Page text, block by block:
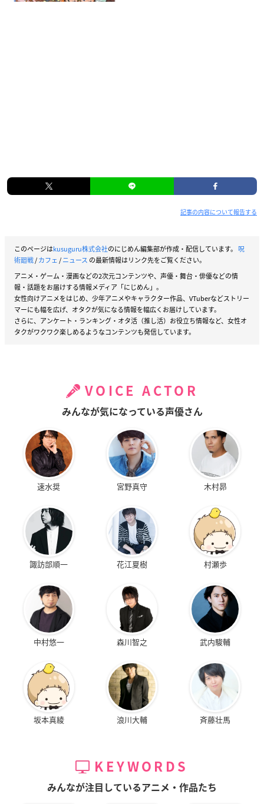
記事の内容について報告する
このページはkusuguru株式会社のにじめん編集部が作成・配信しています。 呪
術廻戦/カフェ/ニュース の最新情報はリンク先をご覧ください。
アニメ・ゲーム・漫画などの2次元コンテンツや、声優・舞台・俳優などの情
報・話題をお届けする情報メディア「にじめん」。
女性向けアニメをはじめ、少年アニメやキャラクター作品、VTuberなどストリー
マーにも幅を広げ、オタクが気になる情報を幅広くお届けしています。
さらに、アンケート・ランキング・オタ活（推し活）お役立ち情報など、女性オ
タクがワクワク楽しめるようなコンテンツも発信しています。
VOICE ACTOR
みんなが気になっている声優さん
速水奨 宮野真守 木村昴
諏訪部順一 花江夏樹 村瀬歩
中村悠一 森川智之 武内駿輔
坂本真綾 浪川大輔 斉藤壮馬
KEYWORDS
みんなが注目しているアニメ・作品たち